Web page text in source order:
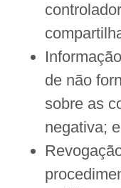
de não
sobre as
negativa; e